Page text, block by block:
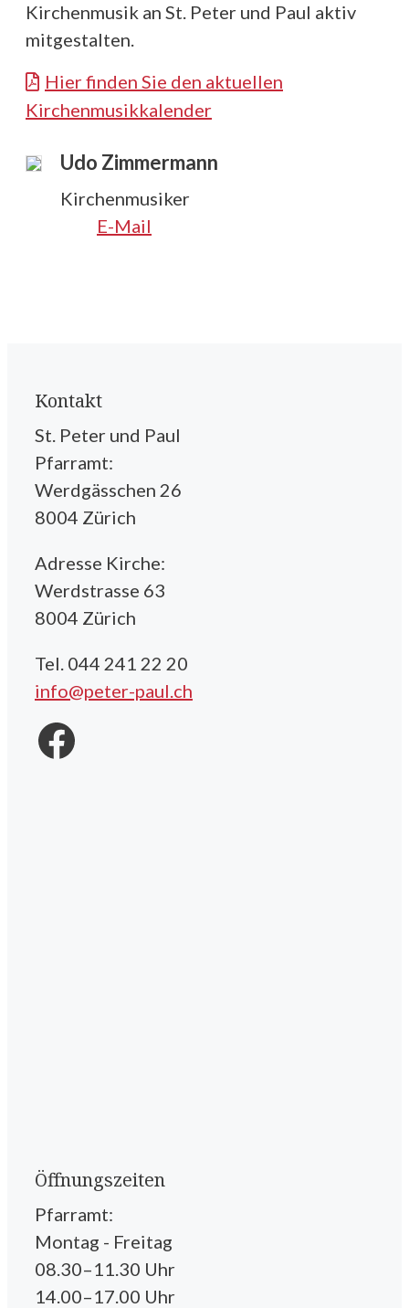
Kirchenmusik an St. Peter und Paul aktiv
mitgestalten.
Hier finden Sie den aktuellen
Kirchenmusikkalender
Udo Zimmermann
Kirchenmusiker
E-Mail
Kontakt
St. Peter und Paul
Pfarramt:
Werdgässchen 26
8004 Zürich
Adresse Kirche:
Werdstrasse 63
8004 Zürich
Tel. 044 241 22 20
info@peter-paul.ch
Facebook
Öffnungszeiten
Pfarramt:
Montag - Freitag
08.30–11.30 Uhr
14.00–17.00 Uhr